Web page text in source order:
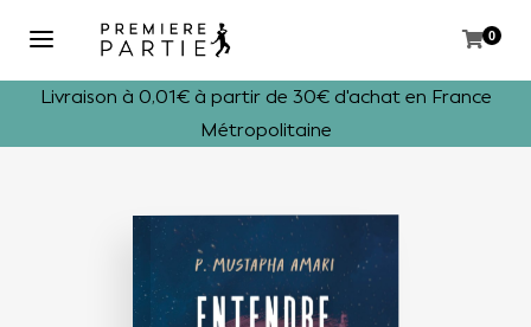
0
Livraison à 0,01€ à partir de 30€ d'achat en France
Métropolitaine